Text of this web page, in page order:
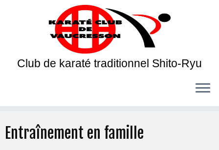
Club de karaté traditionnel Shito-Ryu
Entraînement en famille